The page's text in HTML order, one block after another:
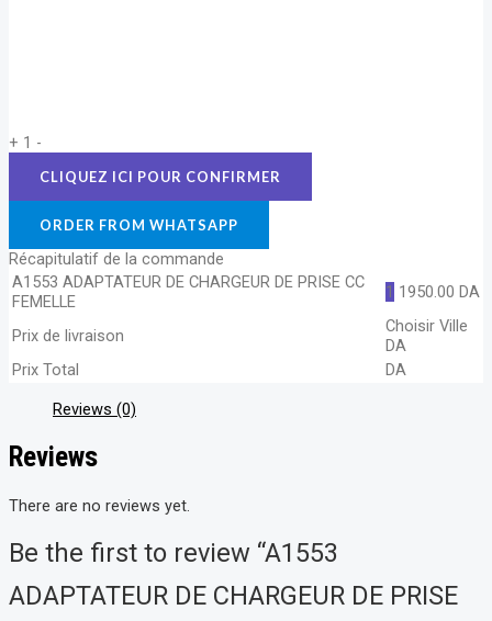
+ 1 -
ORDER FROM WHATSAPP
Récapitulatif de la commande
A1553 ADAPTATEUR DE CHARGEUR DE PRISE CC
FEMELLE
1 1950.00 DA
Prix de livraison
Choisir Ville
DA
Prix Total
DA
Reviews (0)
Reviews
There are no reviews yet.
Be the first to review “A1553
ADAPTATEUR DE CHARGEUR DE PRISE